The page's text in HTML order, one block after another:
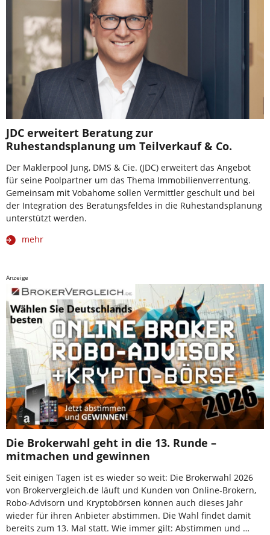
JDC erweitert Beratung zur
Ruhestandsplanung um Teilverkauf & Co.
Der Maklerpool Jung, DMS & Cie. (JDC) erweitert das Angebot
für seine Poolpartner um das Thema Immobilienverrentung.
Gemeinsam mit Vobahome sollen Vermittler geschult und bei
der Integration des Beratungsfeldes in die Ruhestandsplanung
unterstützt werden.
mehr
Anzeige
Die Brokerwahl geht in die 13. Runde –
mitmachen und gewinnen
Seit einigen Tagen ist es wieder so weit: Die Brokerwahl 2026
von Brokervergleich.de läuft und Kunden von Online-Brokern,
Robo-Advisorn und Kryptobörsen können auch dieses Jahr
wieder für ihren Anbieter abstimmen. Die Wahl findet damit
bereits zum 13. Mal statt. Wie immer gilt: Abstimmen und …